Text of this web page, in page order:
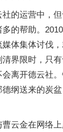
的运营中，
的帮助。
体集体讨伐
界限时，只有
离开德云社
纲送来的炭
云金在网络